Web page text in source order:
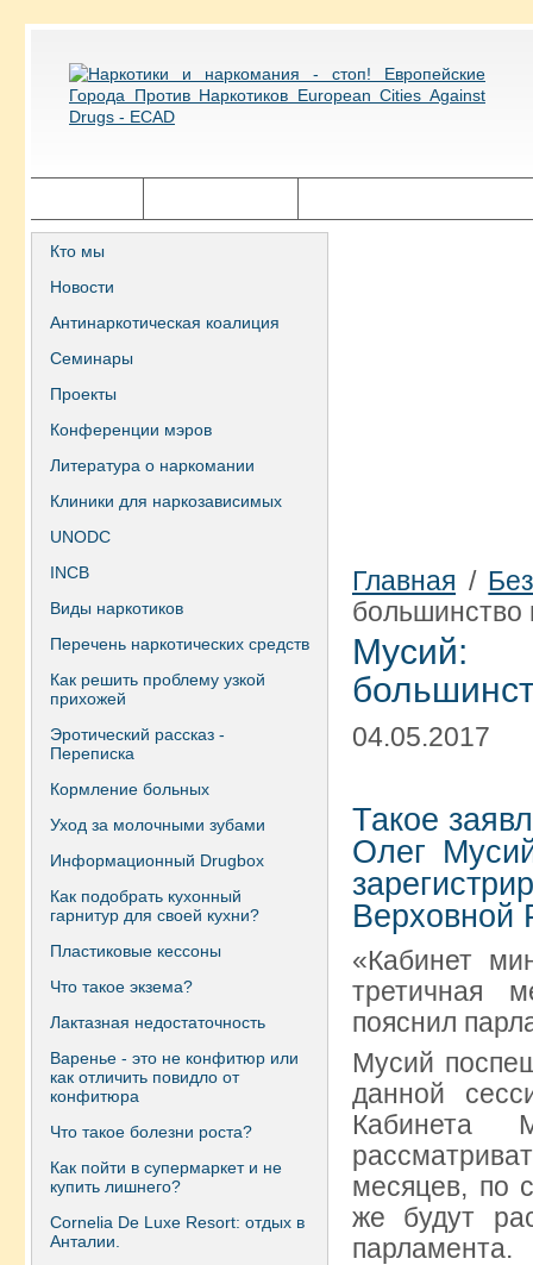
Кто мы
Новости
Антинаркотическая коалиция
Семинары
Проекты
Конференции мэров
Литература о наркомании
Клиники для наркозависимых
UNODC
INCB
Виды наркотиков
Перечень наркотических средств
Как решить проблему узкой
прихожей
Эротический рассказ -
Переписка
Кормление больных
Уход за молочными зубами
Информационный Drugbox
Как подобрать кухонный
гарнитур для своей кухни?
Пластиковые кессоны
Что такое экзема?
Лактазная недостаточность
Варенье - это не конфитюр или
как отличить повидло от
конфитюра
Что такое болезни роста?
Как пойти в супермаркет и не
купить лишнего?
Сornelia De Luxe Resort: отдых в
Анталии.
Главная /
большинство
Мусий:
04.05.2017
Такое
Олег
Верховной
«Кабинет
третичная
пояснил
Мусий
данной
Кабинета
месяцев, по
же будут
парламента.